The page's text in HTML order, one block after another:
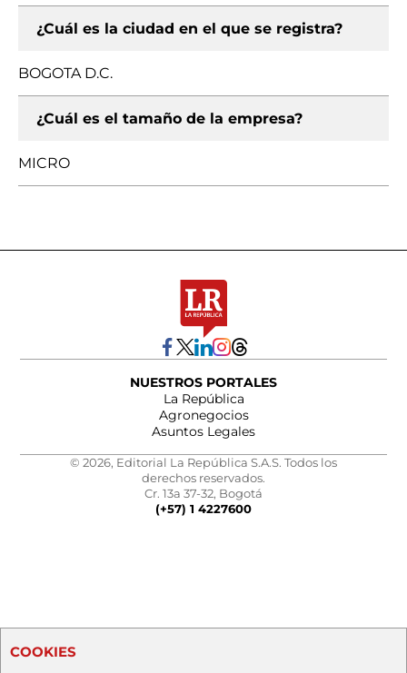
¿Cuál es la ciudad en el que se registra?
BOGOTA D.C.
¿Cuál es el tamaño de la empresa?
MICRO
NUESTROS PORTALES
La República
Agronegocios
Asuntos Legales
© 2026, Editorial La República S.A.S. Todos los
derechos reservados.
Cr. 13a 37-32, Bogotá
(+57) 1 4227600
COOKIES